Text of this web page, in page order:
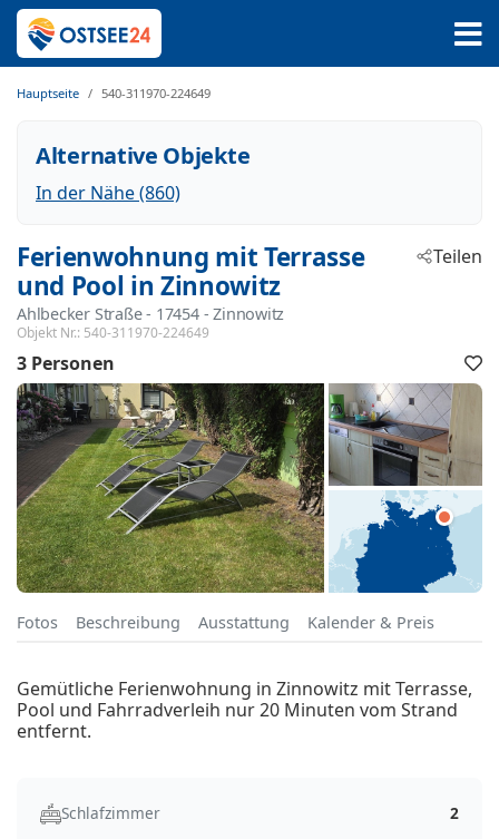
Hauptseite 540-311970-224649
Alternative Objekte
In der Nähe (860)
Ferienwohnung mit Terrasse
und Pool in Zinnowitz
Ahlbecker Straße - 17454 - Zinnowitz
Objekt Nr.: 540-311970-224649
Teilen
3 Personen
Fotos Beschreibung Ausstattung Kalender & Preis
Gemütliche Ferienwohnung in Zinnowitz mit Terrasse,
Pool und Fahrradverleih nur 20 Minuten vom Strand
entfernt.
Schlafzimmer
2